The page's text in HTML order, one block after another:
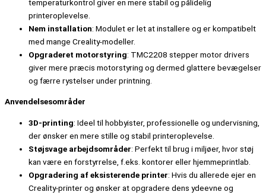
temperaturkontrol giver en mere stabil og pålidelig
printeroplevelse.
Nem installation: Modulet er let at installere og er kompatibelt
med mange Creality-modeller.
Opgraderet motorstyring: TMC2208 stepper motor drivers
giver mere præcis motorstyring og dermed glattere bevægelser
og færre rystelser under printning.
Anvendelsesområder
3D-printing: Ideel til hobbyister, professionelle og undervisning,
der ønsker en mere stille og stabil printeroplevelse.
Støjsvage arbejdsområder: Perfekt til brug i miljøer, hvor støj
kan være en forstyrrelse, f.eks. kontorer eller hjemmeprintlab.
Opgradering af eksisterende printer: Hvis du allerede ejer en
Creality-printer og ønsker at opgradere dens ydeevne og